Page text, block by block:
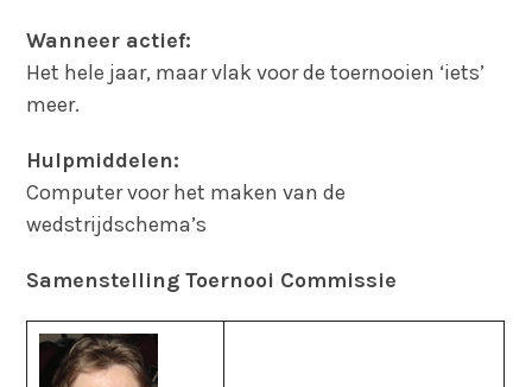
Wanneer actief:
Het hele jaar, maar vlak voor de toernooien ‘iets’
meer.
Hulpmiddelen:
Computer voor het maken van de
wedstrijdschema’s
Samenstelling Toernooi Commissie